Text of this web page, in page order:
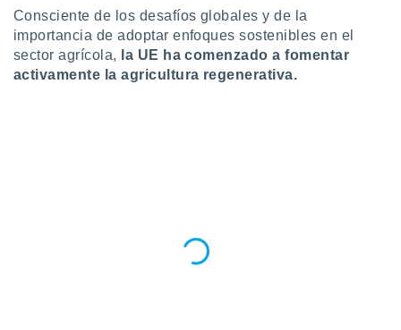
Consciente de los desafíos globales y de la
importancia de adoptar enfoques sostenibles en el
sector agrícola,
la UE ha comenzado a fomentar
activamente la agricultura regenerativa.